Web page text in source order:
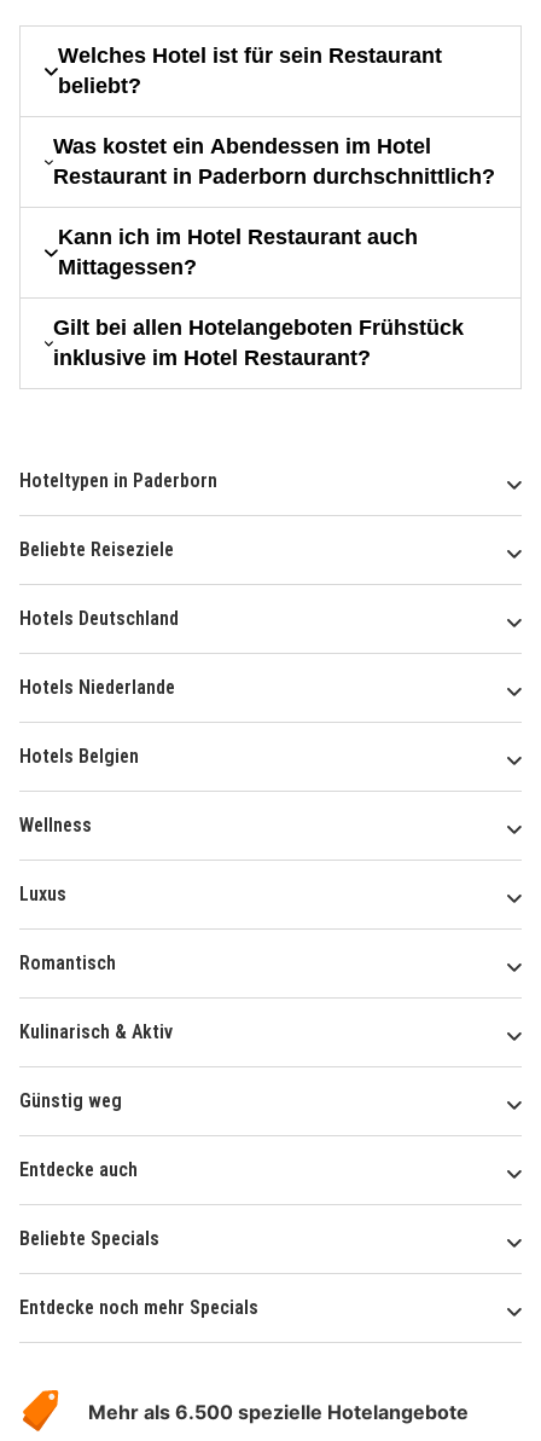
Welches Hotel ist für sein Restaurant
beliebt?
Was kostet ein Abendessen im Hotel
Restaurant in Paderborn durchschnittlich?
Kann ich im Hotel Restaurant auch
Mittagessen?
Gilt bei allen Hotelangeboten Frühstück
inklusive im Hotel Restaurant?
Hoteltypen in Paderborn
Beliebte Reiseziele
Hotels Deutschland
Hotels Niederlande
Hotels Belgien
Wellness
Luxus
Romantisch
Kulinarisch & Aktiv
Günstig weg
Entdecke auch
Beliebte Specials
Entdecke noch mehr Specials
Hotelspecials
Mehr als 6.500 spezielle Hotelangebote